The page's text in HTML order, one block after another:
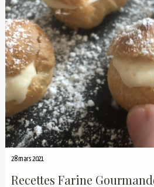
28 mars 2021
Recettes Farine